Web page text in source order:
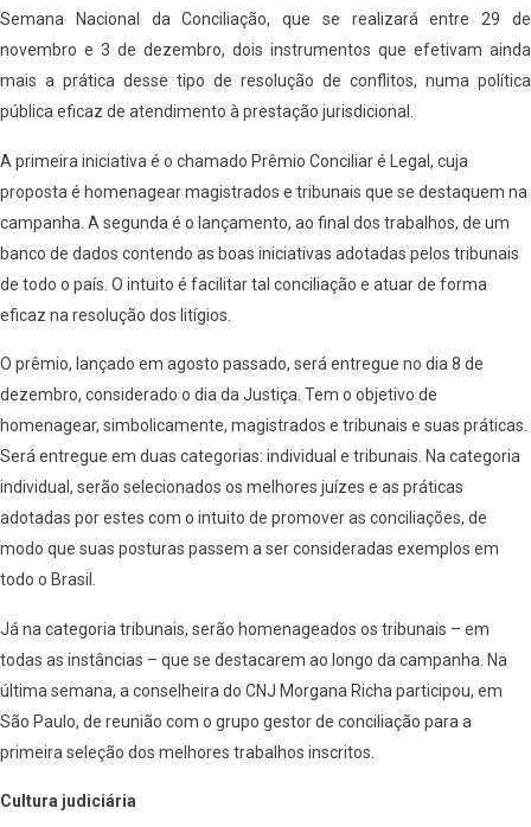
Semana Nacional da Conciliação, que se realizará entre 29 de
novembro e 3 de dezembro, dois instrumentos que efetivam ainda
mais a prática desse tipo de resolução de conflitos, numa política
pública eficaz de atendimento à prestação jurisdicional.
A primeira iniciativa é o chamado Prêmio Conciliar é Legal, cuja
proposta é homenagear magistrados e tribunais que se destaquem na
campanha. A segunda é o lançamento, ao final dos trabalhos, de um
banco de dados contendo as boas iniciativas adotadas pelos tribunais
de todo o país. O intuito é facilitar tal conciliação e atuar de forma
eficaz na resolução dos litígios.
O prêmio, lançado em agosto passado, será entregue no dia 8 de
dezembro, considerado o dia da Justiça. Tem o objetivo de
homenagear, simbolicamente, magistrados e tribunais e suas práticas.
Será entregue em duas categorias: individual e tribunais. Na categoria
individual, serão selecionados os melhores juízes e as práticas
adotadas por estes com o intuito de promover as conciliações, de
modo que suas posturas passem a ser consideradas exemplos em
todo o Brasil.
Já na categoria tribunais, serão homenageados os tribunais – em
todas as instâncias – que se destacarem ao longo da campanha. Na
última semana, a conselheira do CNJ Morgana Richa participou, em
São Paulo, de reunião com o grupo gestor de conciliação para a
primeira seleção dos melhores trabalhos inscritos.
Cultura judiciária